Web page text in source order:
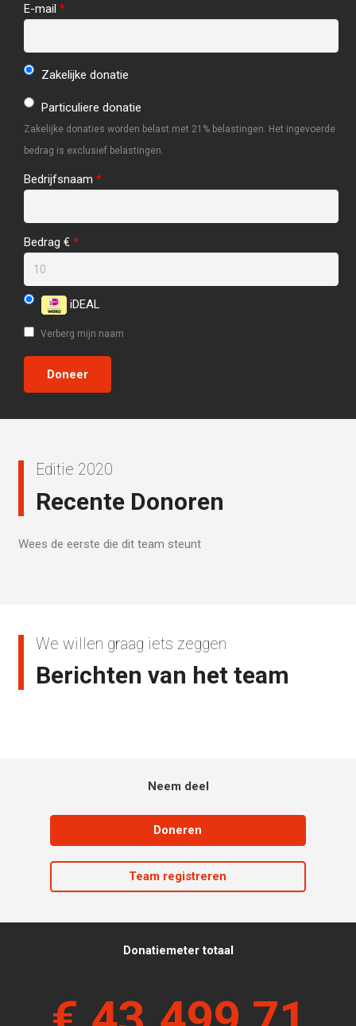
E-mail *
Zakelijke donatie
Particuliere donatie
Zakelijke donaties worden belast met 21% belastingen. Het ingevoerde
bedrag is exclusief belastingen.
Bedrijfsnaam *
Bedrag € *
iDEAL
Verberg mijn naam
Editie 2020
Recente Donoren
Wees de eerste die dit team steunt
We willen graag iets zeggen
Berichten van het team
Neem deel
Doneren
Team registreren
Donatiemeter totaal